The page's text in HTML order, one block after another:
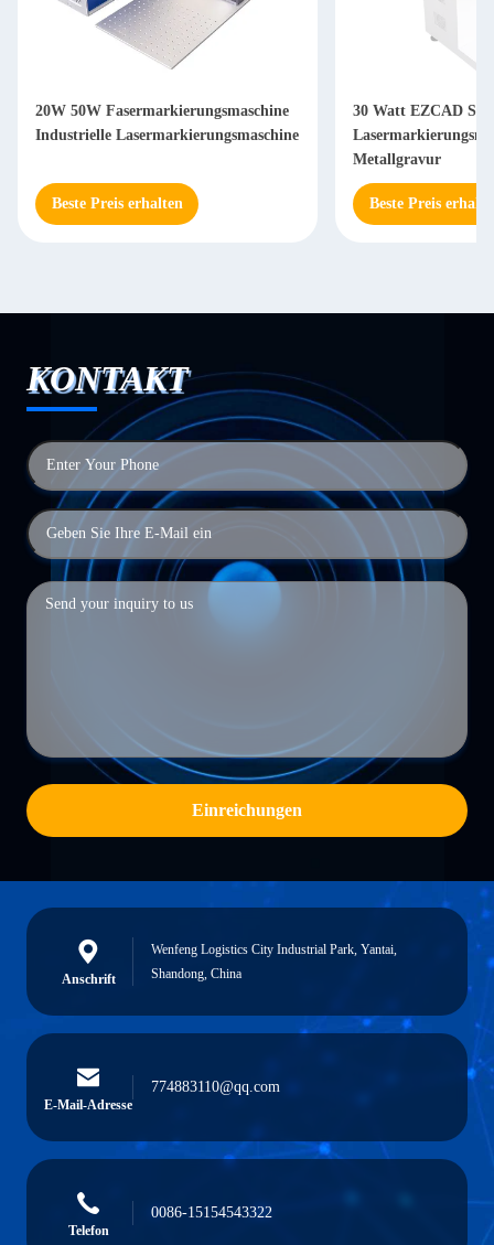
20W 50W Fasermarkierungsmaschine
Industrielle Lasermarkierungsmaschine
Beste Preis erhalten
30 Watt EZCAD
Metallgravur
Beste Preis
KONTAKT
Einreichungen
Anschrift
Wenfeng Logistics City Industrial Park, Yantai,
Shandong, China
E-Mail-Adresse
774883110@qq.com
Telefon
0086-15154543322